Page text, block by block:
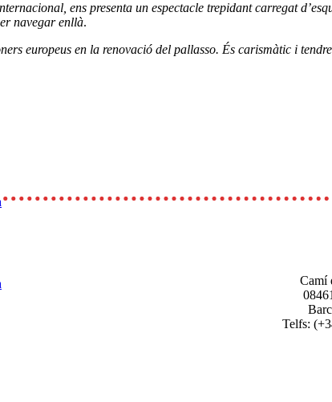
ens presenta un espectacle trepidant carregat
navegar enllà.
europeus en la renovació del pallasso. És carismàtic i
Camí
08461
Telfs: